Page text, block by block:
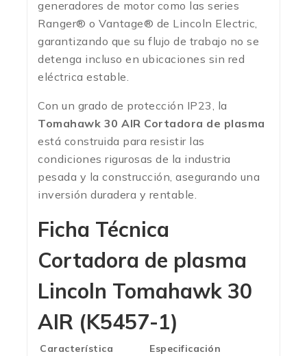
generadores de motor como las series
Ranger® o Vantage® de Lincoln Electric,
garantizando que su flujo de trabajo no se
detenga incluso en ubicaciones sin red
eléctrica estable.
Con un grado de protección IP23, la
Tomahawk 30 AIR Cortadora de plasma
está construida para resistir las
condiciones rigurosas de la industria
pesada y la construcción, asegurando una
inversión duradera y rentable.
Ficha Técnica
Cortadora de plasma
Lincoln Tomahawk 30
AIR (K5457-1)
Característica
Especificación